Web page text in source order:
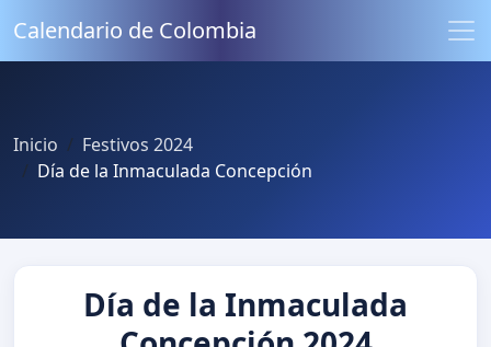
Calendario de Colombia
Inicio
Festivos 2024
Día de la Inmaculada Concepción
Día de la Inmaculada